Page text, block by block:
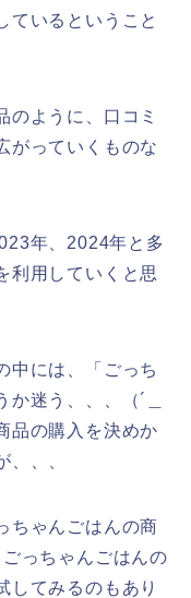
ているということ
のように、口コミ
がっていくものな
年、2024年と多
利用していくと思
中には、「ごっち
迷う、、、（´＿
品の購入を決めか
、、、
ちゃんごはんの商
っちゃんごはんの
してみるのもあり